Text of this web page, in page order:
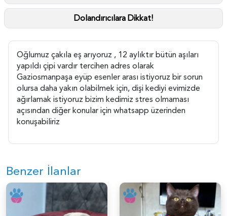
Dolandırıcılara Dikkat!
Oğlumuz çakıla eş arıyoruz , 12 aylıktır bütün aşıları
yapıldı çipi vardır tercihen adres olarak
Gaziosmanpaşa eyüp esenler arası istiyoruz bir sorun
olursa daha yakın olabilmek için, dişi kediyi evimizde
ağırlamak istiyoruz bizim kedimiz stres olmaması
açısından diğer konular için whatsapp üzerinden
konuşabiliriz
Benzer İlanlar